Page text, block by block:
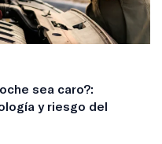
sea caro?:
y riesgo del